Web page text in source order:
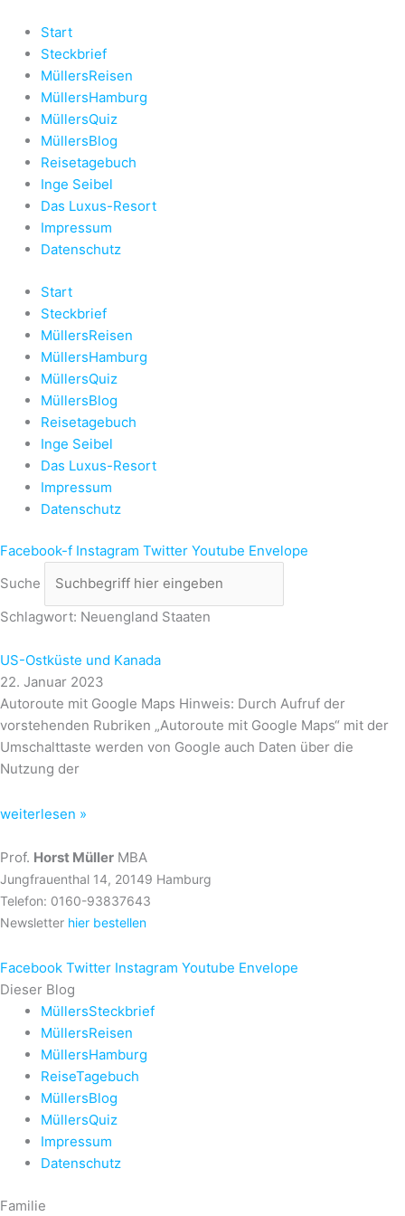
Inhalt
springen
Start
Steckbrief
MüllersReisen
MüllersHamburg
MüllersQuiz
MüllersBlog
Reisetagebuch
Inge Seibel
Das Luxus-Resort
Impressum
Datenschutz
Start
Steckbrief
MüllersReisen
MüllersHamburg
MüllersQuiz
MüllersBlog
Reisetagebuch
Inge Seibel
Das Luxus-Resort
Impressum
Datenschutz
Facebook-f Instagram Twitter Youtube Envelope
Suche
Schlagwort: Neuengland Staaten
US-Ostküste und Kanada
22. Januar 2023
Autoroute mit Google Maps Hinweis: Durch Aufruf der
vorstehenden Rubriken „Autoroute mit Google Maps“ mit der
Umschalttaste werden von Google auch Daten über die
Nutzung der
weiterlesen »
Prof. Horst Müller MBA
Jungfrauenthal 14, 20149 Hamburg
Telefon: 0160-93837643
Newsletter hier bestellen
Facebook Twitter Instagram Youtube Envelope
Dieser Blog
MüllersSteckbrief
MüllersReisen
MüllersHamburg
ReiseTagebuch
MüllersBlog
MüllersQuiz
Impressum
Datenschutz
Familie